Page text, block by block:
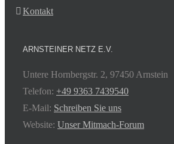
Kontakt
ARNSTEINER NETZ E.V.
Untere Hornbergstr. 2, 97450 Arnstein
Telefon: +49 9363 7439540
E-Mail: Schreiben Sie uns
Website: Unser Mitmach-Forum